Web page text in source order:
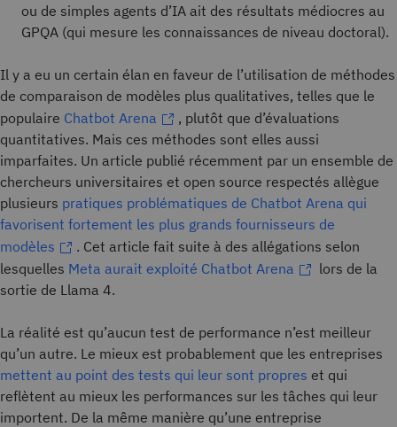
ou de simples agents d’IA ait des résultats médiocres au
GPQA (qui mesure les connaissances de niveau doctoral).
Il y a eu un certain élan en faveur de l’utilisation de méthodes
de comparaison de modèles plus qualitatives, telles que le
populaire Chatbot Arena
, plutôt que d’évaluations
quantitatives. Mais ces méthodes sont elles aussi
imparfaites. Un article publié récemment par un ensemble de
chercheurs universitaires et open source respectés allègue
plusieurs pratiques problématiques de Chatbot Arena qui
favorisent fortement les plus grands fournisseurs de
modèles
. Cet article fait suite à des allégations selon
lesquelles Meta aurait exploité Chatbot Arena
lors de la
sortie de Llama 4.
La réalité est qu’aucun test de performance n’est meilleur
qu’un autre. Le mieux est probablement que les entreprises
mettent au point des tests qui leur sont propres et qui
reflètent au mieux les performances sur les tâches qui leur
importent. De la même manière qu’une entreprise